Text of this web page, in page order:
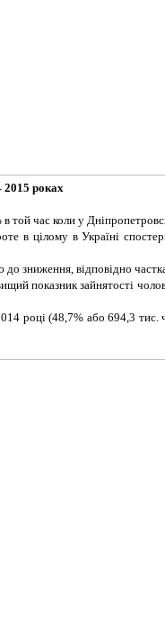
2015 роках
час коли у
в цілому в Україні
до зниження, відповідно
показник зайнятості
році (48,7% або 694,3 тис.